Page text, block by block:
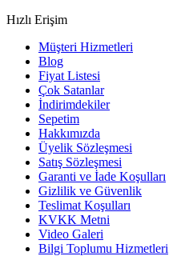
Hızlı Erişim
Müşteri Hizmetleri
Blog
Fiyat Listesi
Çok Satanlar
İndirimdekiler
Sepetim
Hakkımızda
Üyelik Sözleşmesi
Satış Sözleşmesi
Garanti ve İade Koşulları
Gizlilik ve Güvenlik
Teslimat Koşulları
KVKK Metni
Video Galeri
Bilgi Toplumu Hizmetleri